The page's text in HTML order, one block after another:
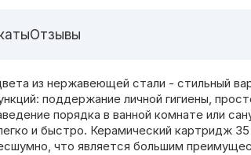
Отзывы
из нержавеющей стали - стильный
поддержание личной гигиены,
порядка в ванной комнате или
и быстро. Керамический картридж
что является большим